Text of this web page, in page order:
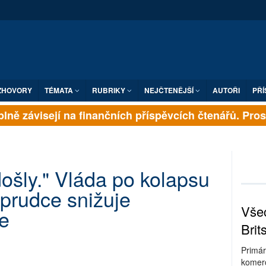
TÉMATA RUBRIKY NEJČTENĚJŠÍ AUTOŘI
závisejí na finančních příspěvcích čtenářů.
Vláda po kolapsu
snižuje